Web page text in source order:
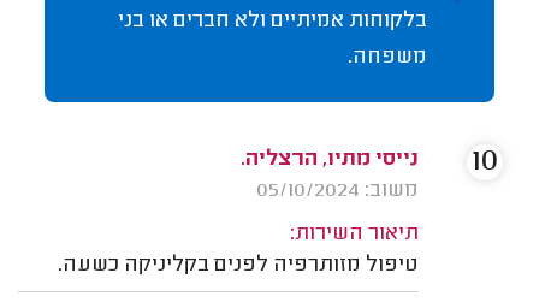
בלקוחות אמיתיים ולא חברים או בני
משפחה.
נייסי מתיו, הרצליה.
משוב: 05/10/2024
תיאור השירות:
טיפול מזותרפיה לפנים בקליניקה כשעה.
10